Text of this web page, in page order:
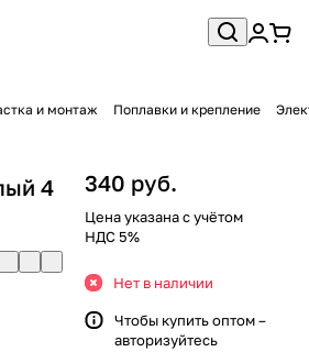
и монтаж Поплавки и крепление
4
340 руб.
Цена указана с учётом
НДС 5%
Нет в наличии
Чтобы купить оптом –
авторизуйтесь